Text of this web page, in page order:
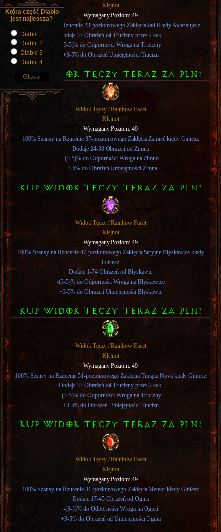
Klejnot
Wymagany Poziom: 49
100% Szansy na Rzucenie 23-poziomowego Zaklęcia Jad Kiedy Awansujesz
Dodaje 37 Obrażeń od Trucizny przez 2 sek.
-(3-5)% do Odporności Wroga na Trucizny
+3-5% do Obrażeń Umiejętności Trucizn
KUP WIDOK TęCZY TERAZ ZA PLN!
Widok Tęczy / Rainbow Facet
Klejnot
Wymagany Poziom: 49
100% Szansy na Rzucenie 37-poziomowego Zaklęcia Zamieć kiedy Giniesz
Dodaje 24-38 Obrażeń od Zimna
-(3-5)% do Odporności Wroga na Zimno
+3-5% do Obrażeń Umiejętności Zimna
KUP WIDOK TęCZY TERAZ ZA PLN!
Widok Tęczy / Rainbow Facet
Klejnot
Wymagany Poziom: 49
100% Szansy na Rzucenie 47-poziomowego Zaklęcia Seryjne Błyskawice kiedy
Giniesz
Dodaje 1-74 Obrażeń od Błyskawic
-(3-5)% do Odporności Wroga na Błyskawice
+3-5% do Obrażeń Umiejętności Błyskawic
KUP WIDOK TęCZY TERAZ ZA PLN!
Widok Tęczy / Rainbow Facet
Klejnot
Wymagany Poziom: 49
100% Szansy na Rzucenie 51-poziomowego Zaklęcia Trująca Nova kiedy Giniesz
Dodaje 37 Obrażeń od Trucizny przez 2 sek.
-(3-5)% do Odporności Wroga na Trucizny
+3-5% do Obrażeń Umiejętności Trucizn
KUP WIDOK TęCZY TERAZ ZA PLN!
Widok Tęczy / Rainbow Facet
Klejnot
Wymagany Poziom: 49
100% Szansy na Rzucenie 31-poziomowego Zaklęcia Meteor kiedy Giniesz
Dodaje 17-45 Obrażeń od Ognia
-(3-5)% do Odporności Wroga na Ogień
+3-5% do Obrażeń od Umiejętności Ognia